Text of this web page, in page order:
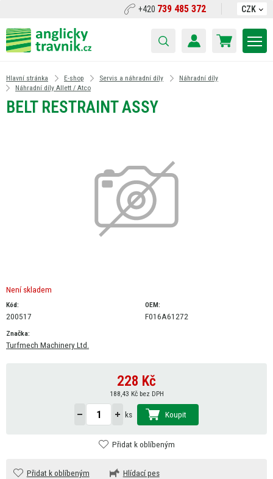
+420 739 485 372 CZK
Hlavní stránka E-shop Servis a náhradní díly
Náhradní díly
Náhradní díly Allett / Atco
BELT RESTRAINT ASSY
Není skladem
Kód:
200517
OEM:
F016A61272
Značka:
Turfmech Machinery Ltd.
228 Kč
188,43 Kč bez DPH
ks Koupit
Přidat k oblíbeným
Přidat k oblíbeným
Hlídací pes